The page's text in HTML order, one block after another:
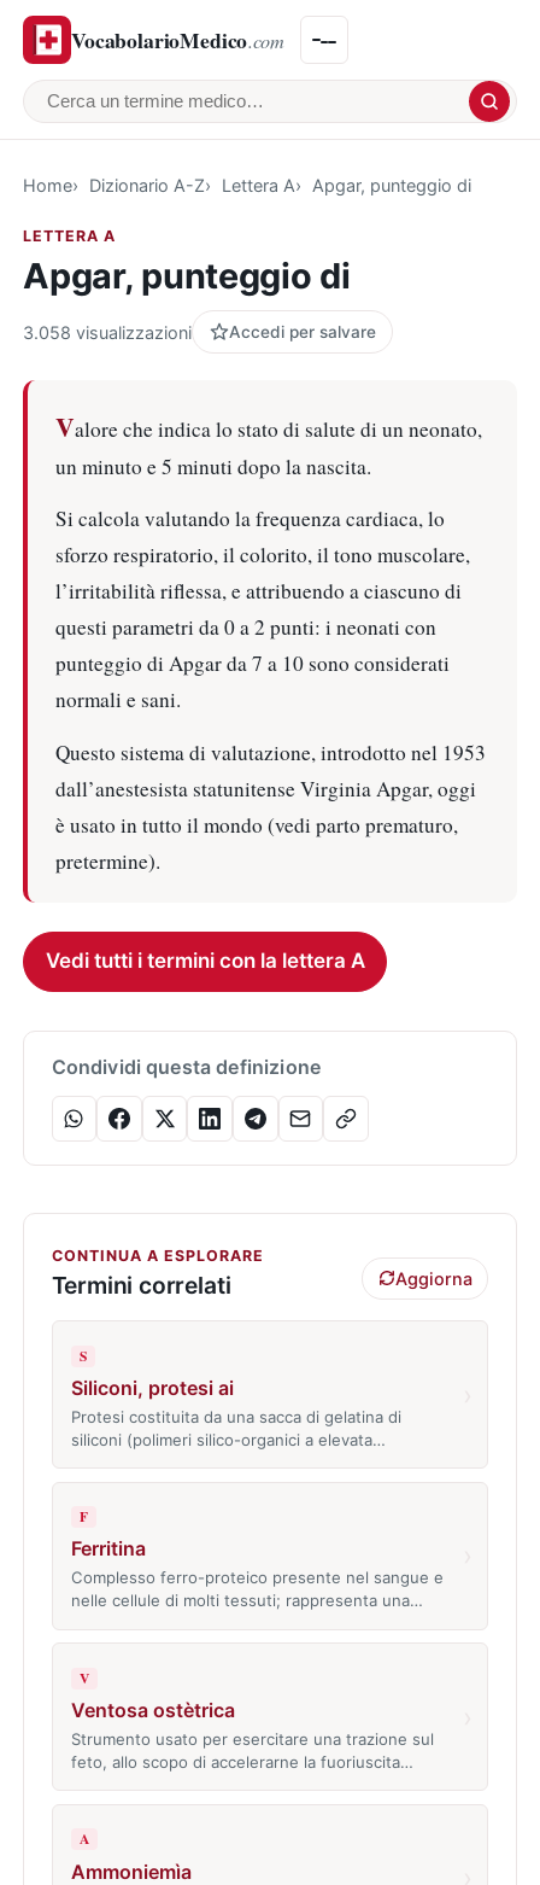
VocabolarioMedico.com
Cerca un termine medico
Home Dizionario A-Z Lettera A Apgar, punteggio di
LETTERA A
Apgar, punteggio di
3.058 visualizzazioni Accedi per salvare
Valore che indica lo stato di salute di un neonato,
un minuto e 5 minuti dopo la nascita.
Si calcola valutando la frequenza cardiaca, lo
sforzo respiratorio, il colorito, il tono muscolare,
l’irritabilità riflessa, e attribuendo a ciascuno di
questi parametri da 0 a 2 punti: i neonati con
punteggio di Apgar da 7 a 10 sono considerati
normali e sani.
Questo sistema di valutazione, introdotto nel 1953
dall’anestesista statunitense Virginia Apgar, oggi
è usato in tutto il mondo (vedi parto prematuro,
pretermine).
Vedi tutti i termini con la lettera A
Condividi questa definizione
CONTINUA A ESPLORARE
Termini correlati Aggiorna
S
Siliconi, protesi ai
Protesi costituita da una sacca di gelatina di
siliconi (polimeri silico-organici a elevata…
F
Ferritina
Complesso ferro-proteico presente nel sangue e
nelle cellule di molti tessuti; rappresenta una…
V
Ventosa ostètrica
Strumento usato per esercitare una trazione sul
feto, allo scopo di accelerarne la fuoriuscita…
A
Ammoniemìa